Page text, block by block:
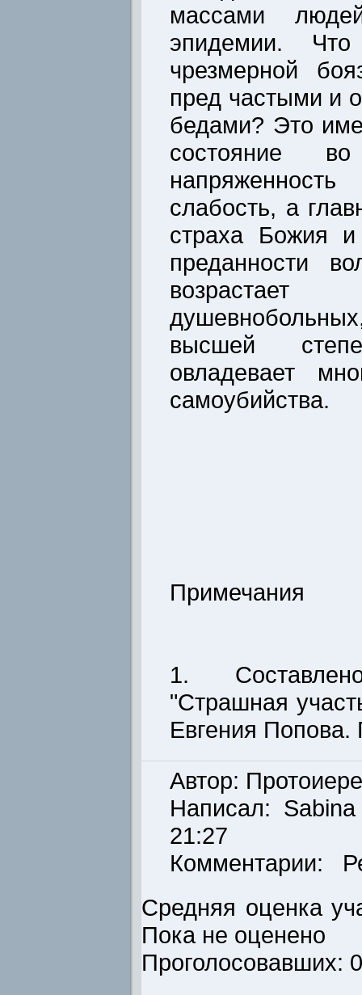
массами
эпидемии.
чрезмерной
пред частыми и
бедами? Это
состояние
слабость, а
страха Божия и
преданности
высшей
овладевает
самоубийства.
Примечания
1.
"Страшная
Евгения
Автор:
Написал: Sabina
21:27
Комментарии:
Средняя оценка
Пока не оценено
Проголосовавших: 0